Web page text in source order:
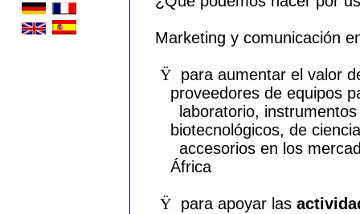
Marketing y comunicación
Ÿ
para aumentar el valor
proveedores de equipos
laboratorio,
biotecnológicos, de
accesorios en los
África
Ÿ para apoyar las